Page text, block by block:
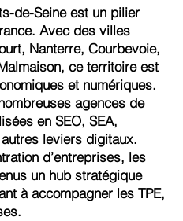
de-Seine est un pilier
Avec des villes
Nanterre, Courbevoie,
ce territoire est
et numériques.
agences de
en SEO, SEA,
leviers digitaux.
d’entreprises, les
un hub stratégique
à accompagner les TPE,